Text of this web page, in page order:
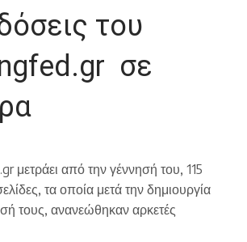
του
σε
μετράει από την γέννησή του, 115
τα οποία μετά την δημιουργία
τους, ανανεώθηκαν αρκετές